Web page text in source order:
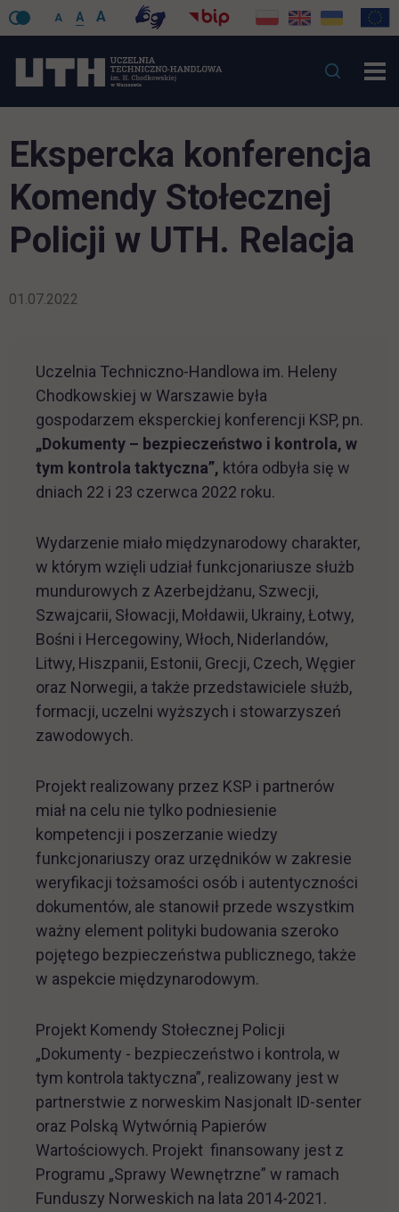
A A A
Ekspercka konferencja
Komendy Stołecznej
Policji w UTH. Relacja
01.07.2022
Uczelnia Techniczno-Handlowa im. Heleny
Chodkowskiej w Warszawie była
gospodarzem eksperckiej konferencji KSP, pn.
„Dokumenty – bezpieczeństwo i kontrola, w
tym kontrola taktyczna”, która odbyła się w
dniach 22 i 23 czerwca 2022 roku.
Wydarzenie miało międzynarodowy charakter,
w którym wzięli udział funkcjonariusze służb
mundurowych z Azerbejdżanu, Szwecji,
Szwajcarii, Słowacji, Mołdawii, Ukrainy, Łotwy,
Bośni i Hercegowiny, Włoch, Niderlandów,
Litwy, Hiszpanii, Estonii, Grecji, Czech, Węgier
oraz Norwegii, a także przedstawiciele służb,
formacji, uczelni wyższych i stowarzyszeń
zawodowych.
Projekt realizowany przez KSP i partnerów
miał na celu nie tylko podniesienie
kompetencji i poszerzanie wiedzy
funkcjonariuszy oraz urzędników w zakresie
weryfikacji tożsamości osób i autentyczności
dokumentów, ale stanowił przede wszystkim
ważny element polityki budowania szeroko
pojętego bezpieczeństwa publicznego, także
w aspekcie międzynarodowym.
Projekt Komendy Stołecznej Policji
„Dokumenty - bezpieczeństwo i kontrola, w
tym kontrola taktyczna”, realizowany jest w
partnerstwie z norweskim Nasjonalt ID-senter
oraz Polską Wytwórnią Papierów
Wartościowych. Projekt finansowany jest z
Programu „Sprawy Wewnętrzne” w ramach
Funduszy Norweskich na lata 2014-2021.